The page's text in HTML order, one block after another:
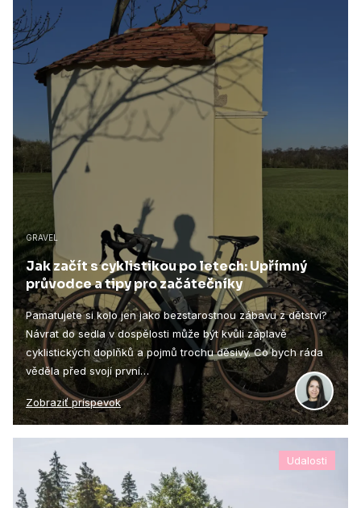
GRAVEL
Jak začít s cyklistikou po letech: Upřímný
průvodce a tipy pro začátečníky
Pamatujete si kolo jen jako bezstarostnou zábavu z dětství?
Návrat do sedla v dospělosti může být kvůli záplavě
cyklistických doplňků a pojmů trochu děsivý. Co bych ráda
věděla před svojí první…
Zobraziť príspevok
Udalosti